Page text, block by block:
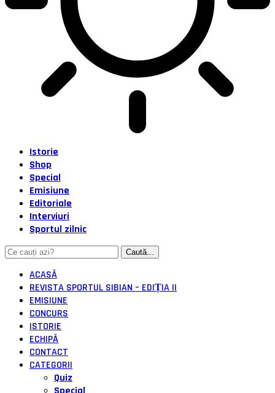
Istorie
Shop
Special
Emisiune
Editoriale
Interviuri
Sportul zilnic
ACASĂ
REVISTA SPORTUL SIBIAN – EDIȚIA II
EMISIUNE
CONCURS
ISTORIE
ECHIPĂ
CONTACT
CATEGORII
Quiz